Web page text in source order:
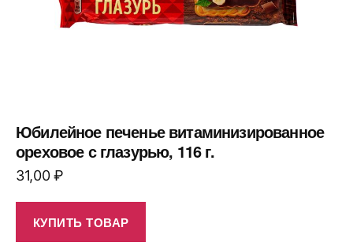
Юбилейное печенье витаминизированное
ореховое с глазурью, 116 г.
31,00₽
КУПИТЬ ТОВАР